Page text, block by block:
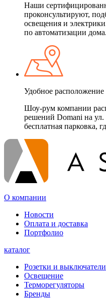
Наши
проконсультируют,
освещения и
по автоматизации дома.
Удобное
Шоу-рум компании
решений Domani на ул.
бесплатная парковка,
О компании
Новости
Оплата и доставка
Портфолио
каталог
Розетки и выключатели
Освещение
Терморегуляторы
Бренды